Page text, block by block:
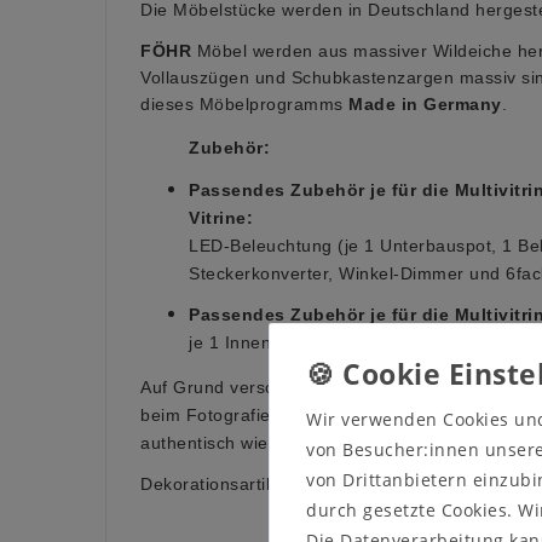
Die Möbelstücke werden in Deutschland
FÖHR Möbel werden aus massiver Wildeiche
Vollauszügen und Schubkastenzargen massiv
dieses Möbelprogramms Made in Germany.
Zubehör:
Passendes Zubehör je für die
Vitrine:
LED-Beleuchtung (je 1 Unterbauspot, 1
Steckerkonverter, Winkel-Dimmer und
Passendes Zubehör je für die
je 1 Innenschubkasten, jeweils unter dem
Auf Grund verschiedener
beim Fotografieren kann es dazu führen, dass
authentisch wiedergegeben wird.
Dekorationsartikel sind nicht im Lieferumfang
Wir verwenden Cookies
von Besucher:innen
von Drittanbietern
durch gesetzte Cookies.